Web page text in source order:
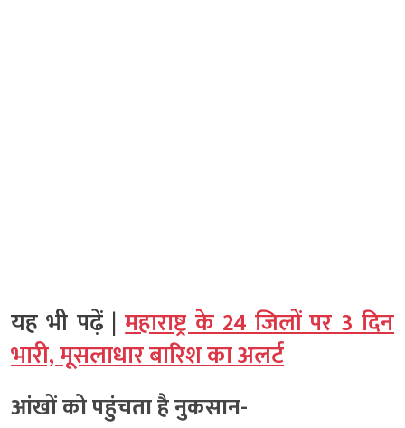
यह भी पढ़ें |महाराष्ट्र के 24 जिलों पर 3 दिन
भारी, मूसलाधार बारिश का अलर्ट
आंखों को पहुंचता है नुकसान-